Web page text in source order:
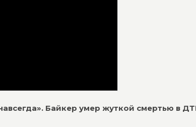
Байкер умер жуткой смертью в